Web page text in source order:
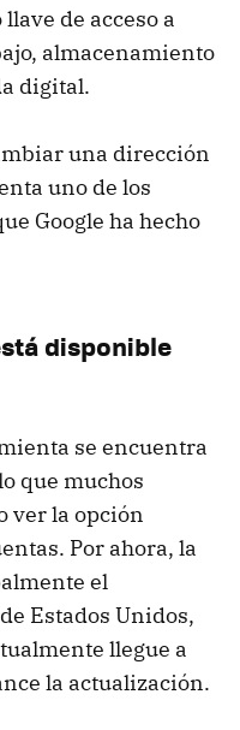
de acceso a
almacenamiento
digital.
una dirección
uno de los
Google ha hecho
disponible
se encuentra
que muchos
ver la opción
Por ahora, la
el
Estados Unidos,
llegue a
la actualización.